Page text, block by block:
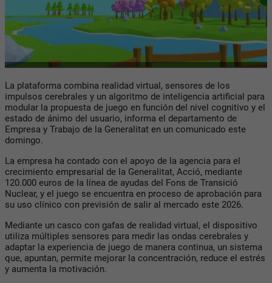
La plataforma combina realidad virtual, sensores de los
impulsos cerebrales y un algoritmo de inteligencia artificial para
modular la propuesta de juego en función del nivel cognitivo y el
estado de ánimo del usuario, informa el departamento de
Empresa y Trabajo de la Generalitat en un comunicado este
domingo.
La empresa ha contado con el apoyo de la agencia para el
crecimiento empresarial de la Generalitat, Acció, mediante
120.000 euros de la línea de ayudas del Fons de Transició
Nuclear, y el juego se encuentra en proceso de aprobación para
su uso clínico con previsión de salir al mercado este 2026.
Mediante un casco con gafas de realidad virtual, el dispositivo
utiliza múltiples sensores para medir las ondas cerebrales y
adaptar la experiencia de juego de manera continua, un sistema
que, apuntan, permite mejorar la concentración, reduce el estrés
y aumenta la motivación.